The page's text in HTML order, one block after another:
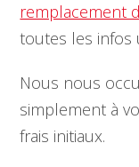
remplacement
toutes les infos
Nous nous
simplement à
frais initiaux.